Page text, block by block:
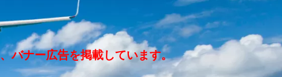
バナー広告を掲載しています。